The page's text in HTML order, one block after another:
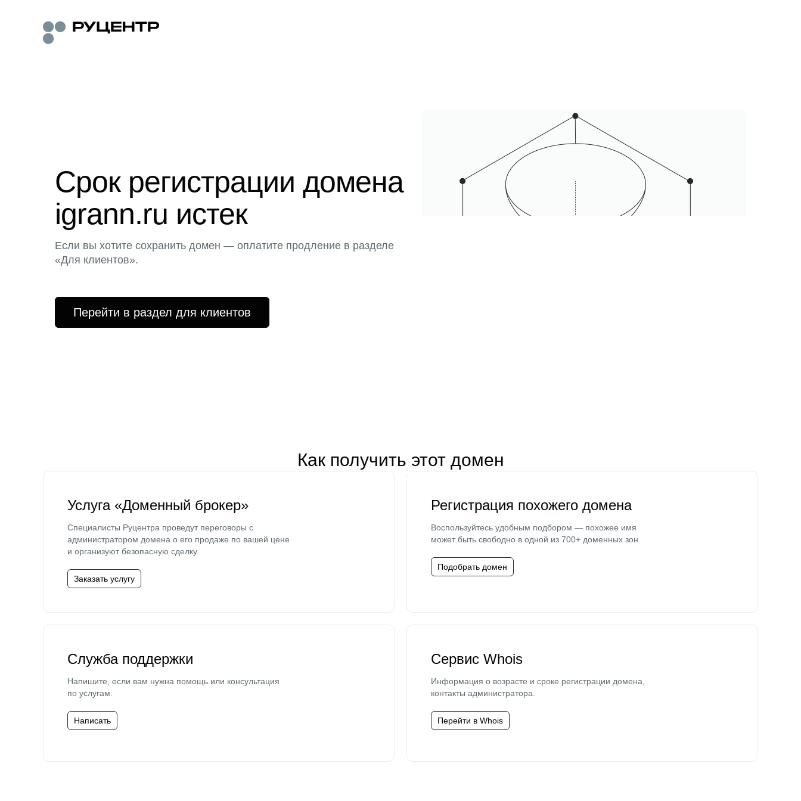
Срок регистрации домена
igrann.ru истек
Если вы хотите сохранить домен — оплатите продление в разделе
«Для клиентов».
Перейти в раздел для клиентов
Как получить этот домен
Услуга «Доменный брокер»
Специалисты Руцентра проведут переговоры с
администратором домена о его продаже по вашей цене
и организуют безопасную сделку.
Заказать услугу
Регистрация похожего домена
Воспользуйтесь удобным подбором — похожее имя
может быть свободно в одной из 700+ доменных зон.
Подобрать домен
Служба поддержки
Напишите, если вам нужна помощь или консультация
по услугам.
Написать
Сервис Whois
Информация о возрасте и сроке регистрации домена,
контакты администратора.
Перейти в Whois